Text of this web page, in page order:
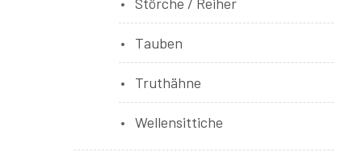
Tauben
Truthähne
Wellensittiche